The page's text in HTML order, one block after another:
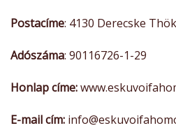
Postacíme: 4130 Derecske
Adószáma: 90116726-1-29
Honlap címe:
E-mail cím: